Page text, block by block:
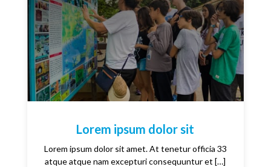
Lorem ipsum dolor sit
Lorem ipsum dolor sit amet. At tenetur officia 33
atque atque nam excepturi consequuntur et […]